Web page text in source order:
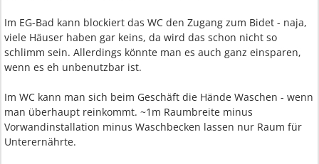
Im EG-Bad kann blockiert das WC den Zugang zum Bidet - naja,
viele Häuser haben gar keins, da wird das schon nicht so
schlimm sein. Allerdings könnte man es auch ganz einsparen,
wenn es eh unbenutzbar ist.
Im WC kann man sich beim Geschäft die Hände Waschen - wenn
man überhaupt reinkommt. ~1m Raumbreite minus
Vorwandinstallation minus Waschbecken lassen nur Raum für
Unterernährte.